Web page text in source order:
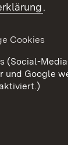
Datenschutz
Cookies
.
Cookies
(Social-
und Google